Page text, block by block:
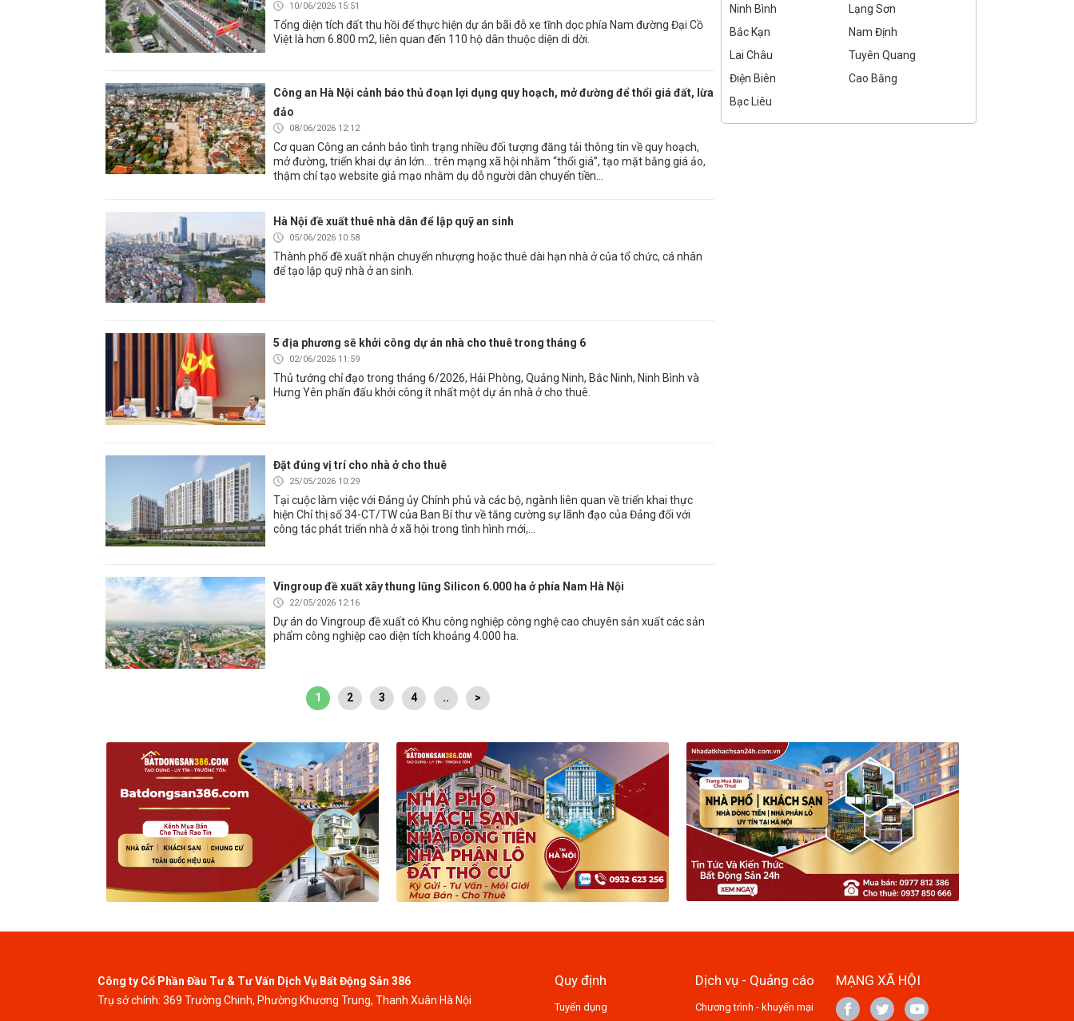
10/06/2026 15:51
Tổng diện tích đất thu hồi để thực hiện dự án bãi đỗ xe tĩnh dọc phía Nam đường Đại Cồ
Việt là hơn 6.800 m2, liên quan đến 110 hộ dân thuộc diện di dời.
Công an Hà Nội cảnh báo thủ đoạn lợi dụng quy hoạch, mở đường để thổi giá đất, lừa
đảo
08/06/2026 12:12
Cơ quan Công an cảnh báo tình trạng nhiều đối tượng đăng tải thông tin về quy hoạch,
mở đường, triển khai dự án lớn... trên mạng xã hội nhằm “thổi giá”, tạo mặt bằng giá ảo,
thậm chí tạo website giả mạo nhằm dụ dỗ người dân chuyển tiền...
Hà Nội đề xuất thuê nhà dân để lập quỹ an sinh
05/06/2026 10:58
Thành phố đề xuất nhận chuyển nhượng hoặc thuê dài hạn nhà ở của tổ chức, cá nhân
để tạo lập quỹ nhà ở an sinh.
5 địa phương sẽ khởi công dự án nhà cho thuê trong tháng 6
02/06/2026 11:59
Thủ tướng chỉ đạo trong tháng 6/2026, Hải Phòng, Quảng Ninh, Bắc Ninh, Ninh Bình và
Hưng Yên phấn đấu khởi công ít nhất một dự án nhà ở cho thuê.
Đặt đúng vị trí cho nhà ở cho thuê
25/05/2026 10:29
Tại cuộc làm việc với Đảng ủy Chính phủ và các bộ, ngành liên quan về triển khai thực
hiện Chỉ thị số 34-CT/TW của Ban Bí thư về tăng cường sự lãnh đạo của Đảng đối với
công tác phát triển nhà ở xã hội trong tình hình mới,...
Vingroup đề xuất xây thung lũng Silicon 6.000 ha ở phía Nam Hà Nội
22/05/2026 12:16
Dự án do Vingroup đề xuất có Khu công nghiệp công nghệ cao chuyên sản xuất các sản
phẩm công nghiệp cao diện tích khoảng 4.000 ha.
1 2 3 4 .. >
Ninh Bình
Lạng Sơn
Bắc Kạn
Nam Định
Lai Châu
Tuyên Quang
Điện Biên
Cao Bằng
Bạc Liêu
Công ty Cổ Phần Đầu Tư & Tư Vấn Dịch Vụ Bất Động Sản 386
Trụ sở chính: 369 Trường Chinh, Phường Khương Trung, Thanh Xuân Hà Nội
Quy định
Tuyển dụng
Dịch vụ - Quảng cáo
Chương trình - khuyến mại
MẠNG XÃ HỘI